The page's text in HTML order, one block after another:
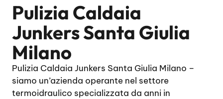
Pulizia Caldaia
Junkers Santa Giulia
Milano
Pulizia Caldaia Junkers Santa Giulia Milano –
siamo un’azienda operante nel settore
termoidraulico specializzata da anni in